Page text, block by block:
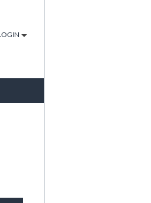
LOGIN